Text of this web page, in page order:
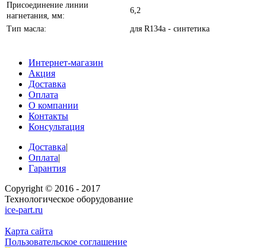
Присоединение линии
нагнетания, мм:
6,2
Тип масла: для R134а - синтетика
Интернет-магазин
Акция
Доставка
Оплата
О компании
Контакты
Консультация
Доставка|
Оплата|
Гарантия
Copyright © 2016 - 2017
Технологическое оборудование
ice-part.ru
Карта сайта
Пользовательское соглашение